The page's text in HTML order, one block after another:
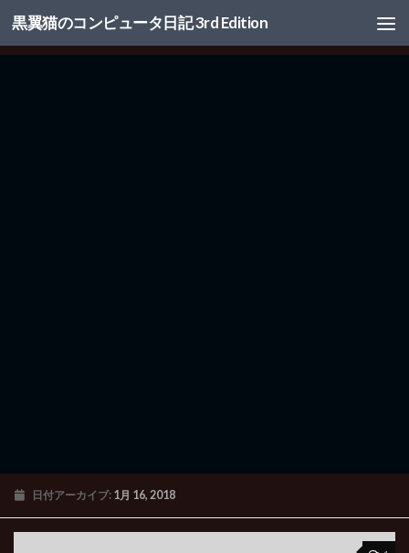
コンテンツへスキップ
黒翼猫のコンピュータ日記 3rd Edition
日付アーカイブ: 1月 16, 2018